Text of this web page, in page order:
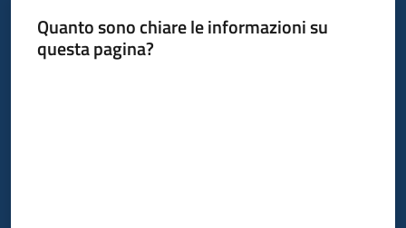
Quanto sono chiare le informazioni su
questa pagina?